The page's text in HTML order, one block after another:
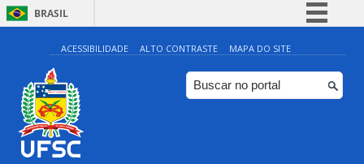
BRASIL
Simplifique!
Comunica BR
Participe
ACESSIBILIDADE ALTO CONTRASTE MAPA DO SITE